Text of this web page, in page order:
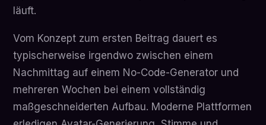
läuft.
Vom Konzept zum ersten Beitrag dauert es
typischerweise irgendwo zwischen einem
Nachmittag auf einem No-Code-Generator und
mehreren Wochen bei einem vollständig
maßgeschneiderten Aufbau. Moderne Plattformen